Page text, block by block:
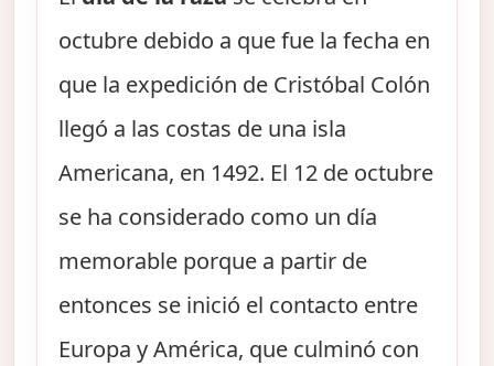
octubre debido a que fue la fecha en
que la expedición de Cristóbal Colón
llegó a las costas de una isla
Americana, en 1492. El 12 de octubre
se ha considerado como un día
memorable porque a partir de
entonces se inició el contacto entre
Europa y América, que culminó con